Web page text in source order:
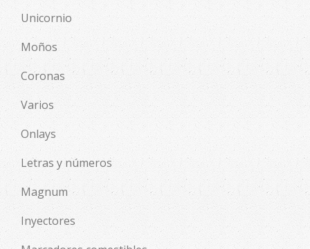
Unicornio
Moños
Coronas
Varios
Onlays
Letras y números
Magnum
Inyectores